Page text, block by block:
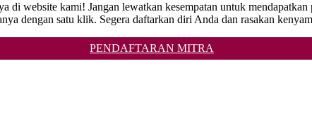
di website kami! Jangan lewatkan kesempatan untuk
dengan satu klik. Segera daftarkan diri Anda dan rasakan
PENDAFTARAN MITRA